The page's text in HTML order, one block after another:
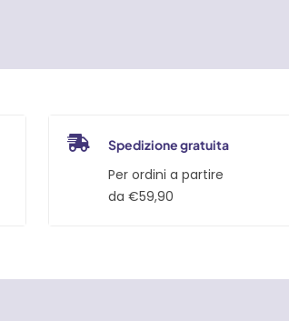
Spedizione gratuita
Per ordini a partire
da €59,90